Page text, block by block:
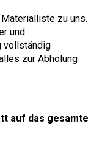
zu uns.
und
vollständig
zur Abholung
auf das gesamte